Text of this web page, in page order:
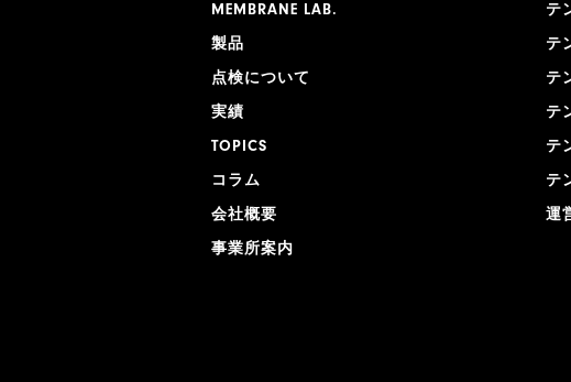
MEMBRANE LAB.
製品
点検について
実績
TOPICS
コラム
会社概要
事業所案内
テ
テ
テ
テ
テ
テ
運